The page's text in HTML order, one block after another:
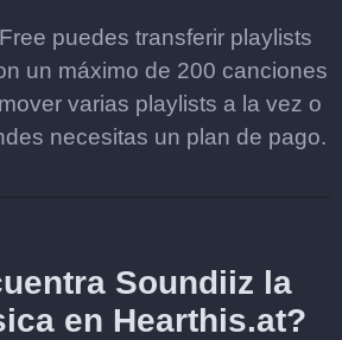
puedes transferir playlists
un máximo de 200 canciones
varias playlists a la vez o
necesitas un plan de pago.
Soundiiz la
en Hearthis.at?